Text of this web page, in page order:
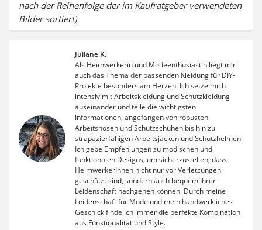
nach der Reihenfolge der im Kaufratgeber verwendeten
Bilder sortiert)
Juliane K.
Als Heimwerkerin und Modeenthusiastin liegt mir
auch das Thema der passenden Kleidung für DIY-
Projekte besonders am Herzen. Ich setze mich
intensiv mit Arbeitskleidung und Schutzkleidung
auseinander und teile die wichtigsten
Informationen, angefangen von robusten
Arbeitshosen und Schutzschuhen bis hin zu
strapazierfähigen Arbeitsjacken und Schutzhelmen.
Ich gebe Empfehlungen zu modischen und
funktionalen Designs, um sicherzustellen, dass
HeimwerkerInnen nicht nur vor Verletzungen
geschützt sind, sondern auch bequem Ihrer
Leidenschaft nachgehen können. Durch meine
Leidenschaft für Mode und mein handwerkliches
Geschick finde ich immer die perfekte Kombination
aus Funktionalität und Style.